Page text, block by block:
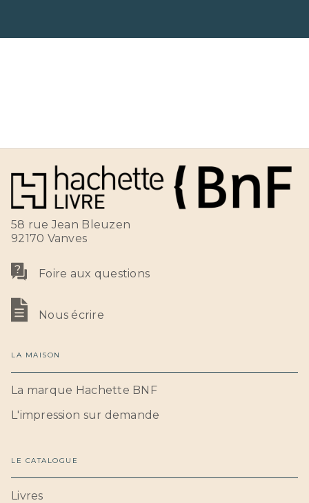
58 rue Jean Bleuzen
92170 Vanves
Foire aux questions
Nous écrire
LA MAISON
La marque Hachette BNF
L'impression sur demande
LE CATALOGUE
Livres